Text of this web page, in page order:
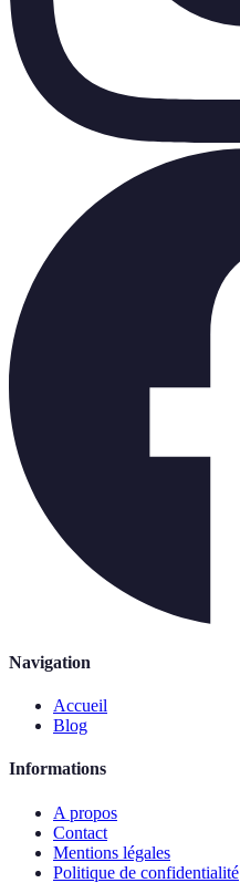
Navigation
Accueil
Blog
Informations
A propos
Contact
Mentions légales
Politique de confidentialité